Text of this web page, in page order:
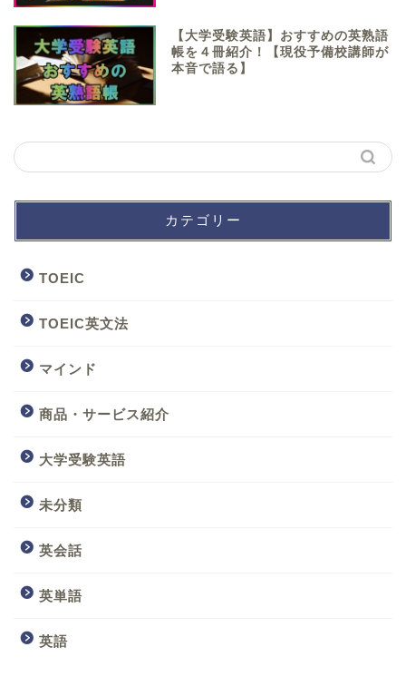
【大学受験英語】おすすめの英熟語
帳を４冊紹介！【現役予備校講師が
本音で語る】
カテゴリー
TOEIC
TOEIC英文法
マインド
商品・サービス紹介
大学受験英語
未分類
英会話
英単語
英語